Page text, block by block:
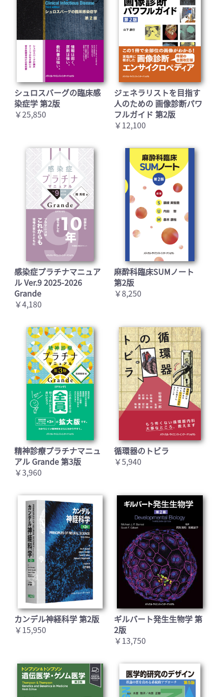
シュロスバーグの臨床感
染症学 第2版
￥25,850
ジェネラリストを目指す
人のための 画像診断パワ
フルガイド 第2版
￥12,100
感染症プラチナマニュア
ル Ver.9 2025-2026
Grande
￥4,180
麻酔科臨床SUMノート
第2版
￥8,250
精神診療プラチナマニュ
アル Grande 第3版
￥3,960
循環器のトビラ
￥5,940
カンデル神経科学 第2版
￥15,950
ギルバート発生生物学 第
2版
￥13,750